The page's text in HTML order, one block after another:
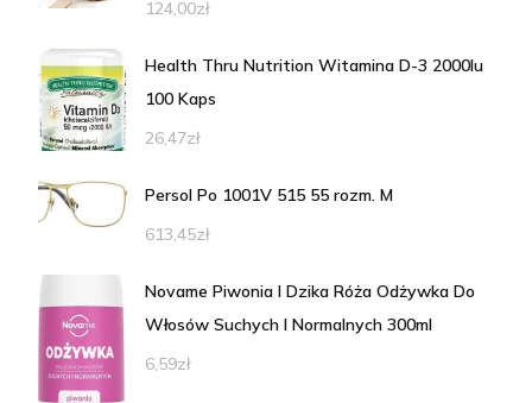
124,00zł
Health Thru Nutrition Witamina D-3 2000Iu
100 Kaps
26,47zł
Persol Po 1001V 515 55 rozm. M
613,45zł
Novame Piwonia I Dzika Róża Odżywka Do
Włosów Suchych I Normalnych 300ml
6,59zł